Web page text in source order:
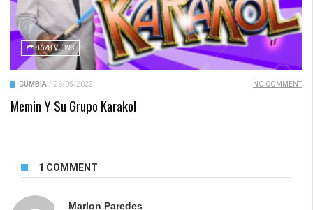
8628 VIEWS
CUMBIA / 26/05/2022 NO COMMENT
Memin Y Su Grupo Karakol
1 COMMENT
Marlon Paredes